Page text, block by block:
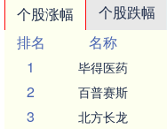
个股涨幅 个股跌幅
排名
名称
1
毕得医药
2 百普赛斯
3 北方长龙